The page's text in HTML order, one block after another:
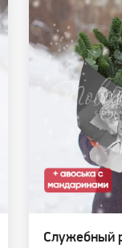
Служебный